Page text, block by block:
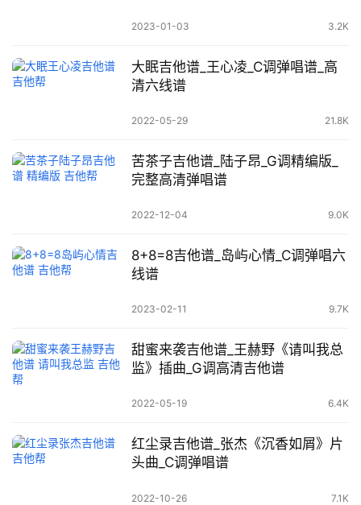
2023-01-03 3.2K
大眠吉他谱_王心凌_C调弹唱谱_高
清六线谱
2022-05-29 21.8K
苦茶子吉他谱_陆子昂_G调精编版_
完整高清弹唱谱
2022-12-04 9.0K
8+8=8吉他谱_岛屿心情_C调弹唱六
线谱
2023-02-11 9.7K
甜蜜来袭吉他谱_王赫野《请叫我总
监》插曲_G调高清吉他谱
2022-05-19 6.4K
红尘录吉他谱_张杰《沉香如屑》片
头曲_C调弹唱谱
2022-10-26 7.1K